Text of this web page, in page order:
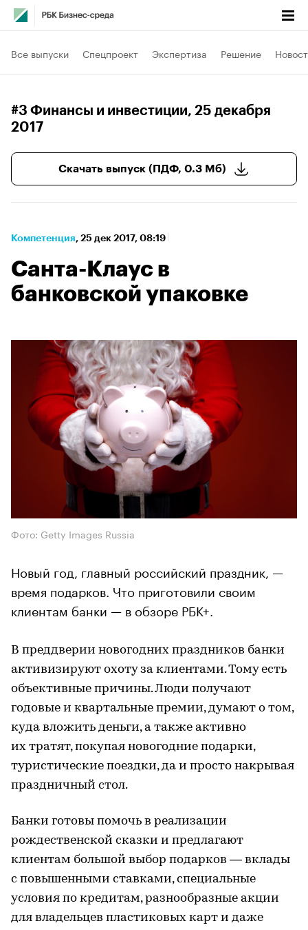
Все выпуски Спецпроект Экспертиза Решение
#3 Финансы и инвестиции, 25 декабря
2017
Скачать выпуск (ПДФ, 0.3 Мб)
Компетенция⁠, 25 дек 2017, 08:19
Санта-Клаус в
банковской упаковке
Фото: Getty Images Russia
Новый год, главный российский праздник, —
время подарков. Что приготовили своим
клиентам банки — в обзоре РБК+.
В преддверии новогодних праздников банки
активизируют охоту за клиентами. Тому есть
объективные причины. Люди получают
годовые и квартальные премии, думают о том,
куда вложить деньги, а также активно
их тратят, покупая новогодние подарки,
туристические поездки, да и просто накрывая
праздничный стол.
Банки готовы помочь в реализации
рождественской сказки и предлагают
клиентам большой выбор подарков — вклады
с повышенными ставками, специальные
условия по кредитам, разнообразные акции
для владельцев пластиковых карт и даже